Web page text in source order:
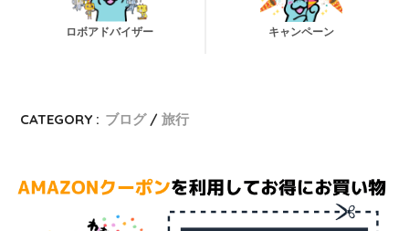
ロボアドバイザー キャンペーン
CATEGORY : ブログ 旅行